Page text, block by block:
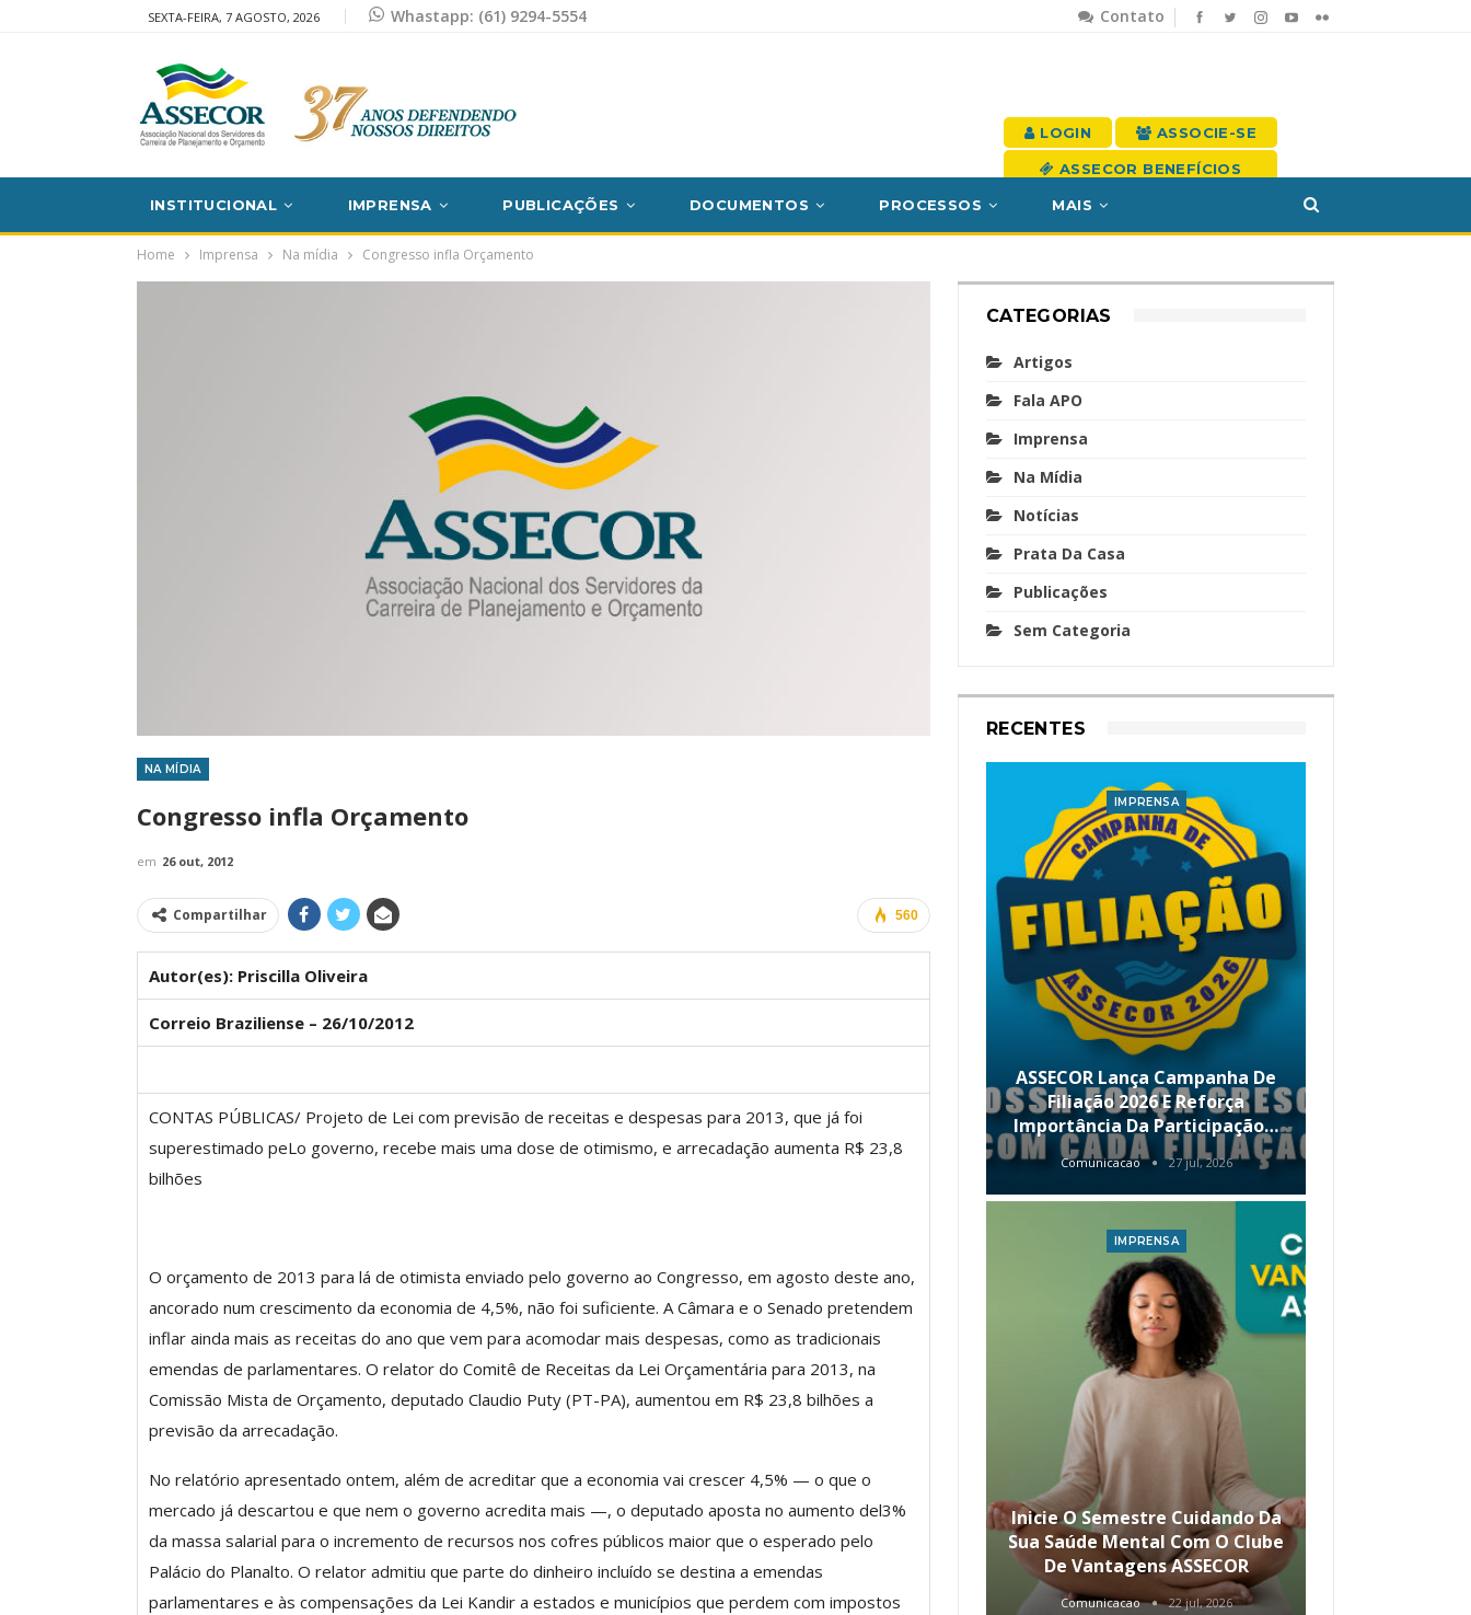
Contato
SEXTA-FEIRA, 7 AGOSTO, 2026 Whastapp: (61) 9294-5554
LOGIN ASSOCIE-SE
ASSECOR BENEFÍCIOS
INSTITUCIONAL IMPRENSA PUBLICAÇÕES DOCUMENTOS PROCESSOS MAIS
Home Imprensa Na mídia Congresso infla Orçamento
NA MÍDIA
Congresso infla Orçamento
em 26 out, 2012
560
Compartilhar
Autor(es): Priscilla Oliveira
Correio Braziliense – 26/10/2012
CONTAS PÚBLICAS/ Projeto de Lei com previsão de receitas e despesas para 2013, que já foi
superestimado peLo governo, recebe mais uma dose de otimismo, e arrecadação aumenta R$ 23,8
bilhões
O orçamento de 2013 para lá de otimista enviado pelo governo ao Congresso, em agosto deste ano,
ancorado num crescimento da economia de 4,5%, não foi suficiente. A Câmara e o Senado pretendem
inflar ainda mais as receitas do ano que vem para acomodar mais despesas, como as tradicionais
emendas de parlamentares. O relator do Comitê de Receitas da Lei Orçamentária para 2013, na
Comissão Mista de Orçamento, deputado Claudio Puty (PT-PA), aumentou em R$ 23,8 bilhões a
previsão da arrecadação.
No relatório apresentado ontem, além de acreditar que a economia vai crescer 4,5% — o que o
mercado já descartou e que nem o governo acredita mais —, o deputado aposta no aumento del3%
da massa salarial para o incremento de recursos nos cofres públicos maior que o esperado pelo
Palácio do Planalto. O relator admitiu que parte do dinheiro incluído se destina a emendas
parlamentares e às compensações da Lei Kandir a estados e municípios que perdem com impostos
CATEGORIAS
Artigos
Fala APO
Imprensa
Na Mídia
Notícias
Prata Da Casa
Publicações
Sem Categoria
RECENTES
Reúne Dezenas De Escolas De
Idiomas Com Condições…
ASSECOR Acompanha Reunião
Da Mesa Nacional De
Negociação Permanente E
Reforça…
Comunicacao 26 jun, 2026
Participa De Debate Sobre A
Unificação Das Carreiras Do…
Comunicacao
Categoria Unida Em Torno Dos
Valores Fundantes Da Ação
Sindical
Comunicacao 29 jul, 2026
IMPRENSA
ASSECOR Lança Campanha De
Filiação 2026 E Reforça
Importância Da Participação…
Comunicacao 27 jul, 2026
IMPRENSA
Inicie O Semestre Cuidando Da
Sua Saúde Mental Com O Clube
De Vantagens ASSECOR
Comunicacao 22 jul, 2026